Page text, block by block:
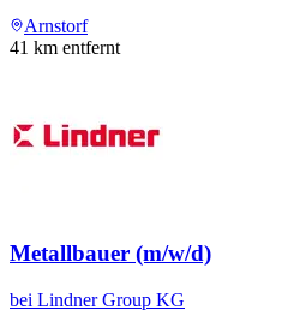
Arnstorf
41 km entfernt
Metallbauer (m/w/d)
bei Lindner Group KG